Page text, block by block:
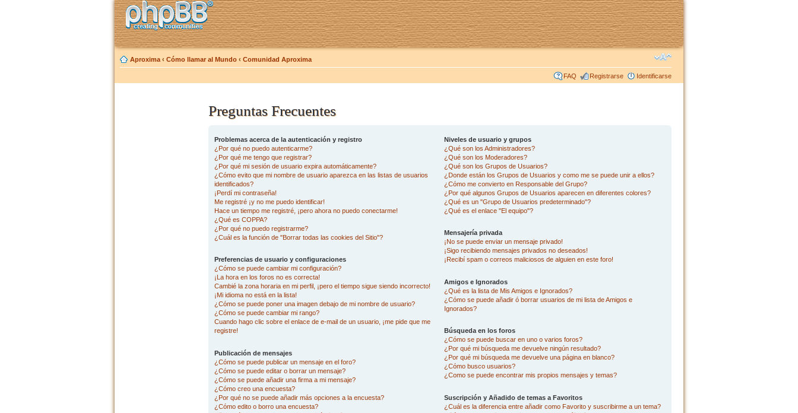
Aproxima ‹ Cómo llamar al Mundo ‹ Comunidad Aproxima
FAQ Registrarse Identificarse
Preguntas Frecuentes
Problemas acerca de la autenticación y registro
¿Por qué no puedo autenticarme?
¿Por qué me tengo que registrar?
¿Por qué mi sesión de usuario expira automáticamente?
¿Cómo evito que mi nombre de usuario aparezca en las listas de usuarios
identificados?
¡Perdí mi contraseña!
Me registré ¡y no me puedo identificar!
Hace un tiempo me registré, ¡pero ahora no puedo conectarme!
¿Qué es COPPA?
¿Por qué no puedo registrarme?
¿Cuál es la función de "Borrar todas las cookies del Sitio"?
Preferencias de usuario y configuraciones
¿Cómo se puede cambiar mi configuración?
¡La hora en los foros no es correcta!
Cambié la zona horaria en mi perfil, ¡pero el tiempo sigue siendo incorrecto!
¡Mi idioma no está en la lista!
¿Cómo se puede poner una imagen debajo de mi nombre de usuario?
¿Cómo se puede cambiar mi rango?
Cuando hago clic sobre el enlace de e-mail de un usuario, ¡me pide que me
registre!
Publicación de mensajes
¿Cómo se puede publicar un mensaje en el foro?
¿Cómo se puede editar o borrar un mensaje?
¿Cómo se puede añadir una firma a mi mensaje?
¿Cómo creo una encuesta?
¿Por qué no se puede añadir más opciones a la encuesta?
¿Cómo edito o borro una encuesta?
Niveles de usuario y grupos
¿Qué son los Administradores?
¿Qué son los Moderadores?
¿Qué son los Grupos de Usuarios?
¿Donde están los Grupos de Usuarios y como me se puede unir a ellos?
¿Cómo me convierto en Responsable del Grupo?
¿Por qué algunos Grupos de Usuarios aparecen en diferentes colores?
¿Qué es un "Grupo de Usuarios predeterminado"?
¿Qué es el enlace "El equipo"?
Mensajería privada
¡No se puede enviar un mensaje privado!
¡Sigo recibiendo mensajes privados no deseados!
¡Recibí spam o correos maliciosos de alguien en este foro!
Amigos e Ignorados
¿Qué es la lista de Mis Amigos e Ignorados?
¿Cómo se puede añadir ó borrar usuarios de mi lista de Amigos e
Ignorados?
Búsqueda en los foros
¿Cómo se puede buscar en uno o varios foros?
¿Por qué mi búsqueda me devuelve ningún resultado?
¿Por qué mi búsqueda me devuelve una página en blanco?
¿Cómo busco usuarios?
¿Como se puede encontrar mis propios mensajes y temas?
Suscripción y Añadido de temas a Favoritos
¿Cuál es la diferencia entre añadir como Favorito y suscribirme a un tema?